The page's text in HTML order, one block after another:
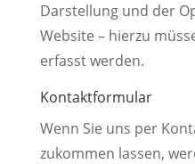
Darstellung und der
Website – hierzu
erfasst werden.
Kontaktformular
Wenn Sie uns per
zukommen lassen,